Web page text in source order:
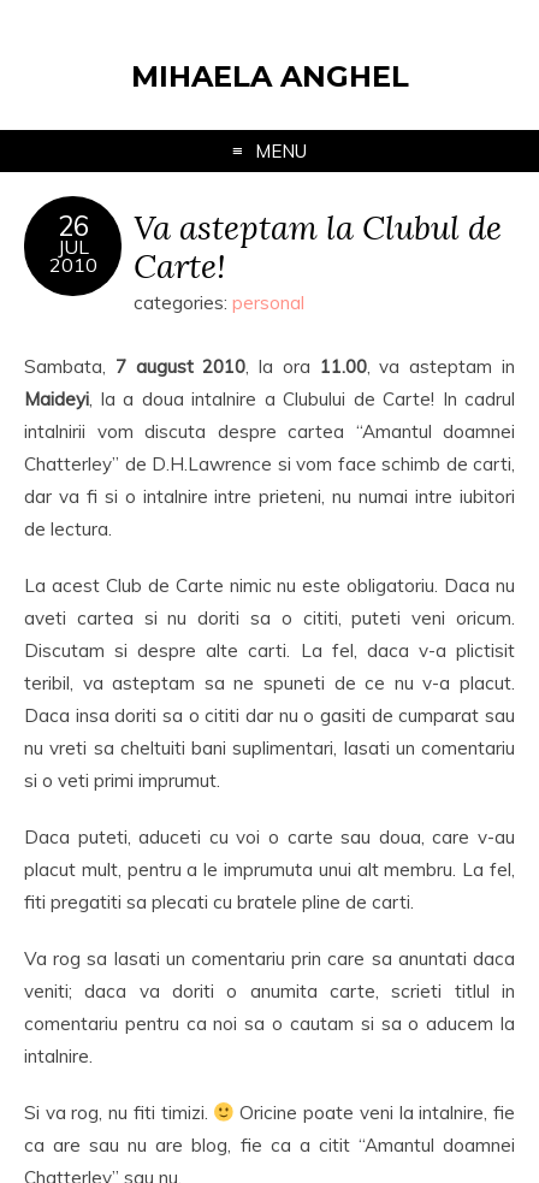
MIHAELA ANGHEL
MENU
26
JUL
2010
Va asteptam la Clubul de
Carte!
categories: personal
Sambata, 7 august 2010, la ora 11.00, va asteptam in
Maideyi, la a doua intalnire a Clubului de Carte! In cadrul
intalnirii vom discuta despre cartea “Amantul doamnei
Chatterley” de D.H.Lawrence si vom face schimb de carti,
dar va fi si o intalnire intre prieteni, nu numai intre iubitori
de lectura.
La acest Club de Carte nimic nu este obligatoriu. Daca nu
aveti cartea si nu doriti sa o cititi, puteti veni oricum.
Discutam si despre alte carti. La fel, daca v-a plictisit
teribil, va asteptam sa ne spuneti de ce nu v-a placut.
Daca insa doriti sa o cititi dar nu o gasiti de cumparat sau
nu vreti sa cheltuiti bani suplimentari, lasati un comentariu
si o veti primi imprumut.
Daca puteti, aduceti cu voi o carte sau doua, care v-au
placut mult, pentru a le imprumuta unui alt membru. La fel,
fiti pregatiti sa plecati cu bratele pline de carti.
Va rog sa lasati un comentariu prin care sa anuntati daca
veniti; daca va doriti o anumita carte, scrieti titlul in
comentariu pentru ca noi sa o cautam si sa o aducem la
intalnire.
Si va rog, nu fiti timizi.
Oricine poate veni la intalnire, fie
ca are sau nu are blog, fie ca a citit “Amantul doamnei
Chatterley” sau nu.